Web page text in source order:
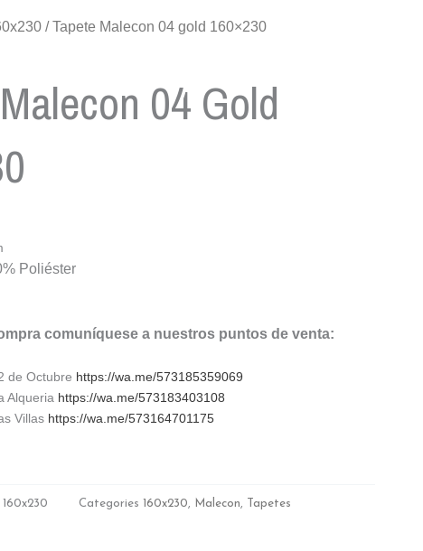
/ Tapete Malecon 04 gold 160×230
04 Gold
Poliéster
comuníquese a nuestros puntos de venta:
de Octubre https://wa.me/573185359069
Alqueria https://wa.me/573183403108
Villas https://wa.me/573164701175
Categories 160x230, Malecon, Tapetes